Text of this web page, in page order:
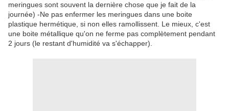
meringues sont souvent la dernière chose que je fait de la
journée) -Ne pas enfermer les meringues dans une boite
plastique hermétique, si non elles ramollissent. Le mieux, c'est
une boite métallique qu'on ne ferme pas complètement pendant
2 jours (le restant d'humidité va s'échapper).